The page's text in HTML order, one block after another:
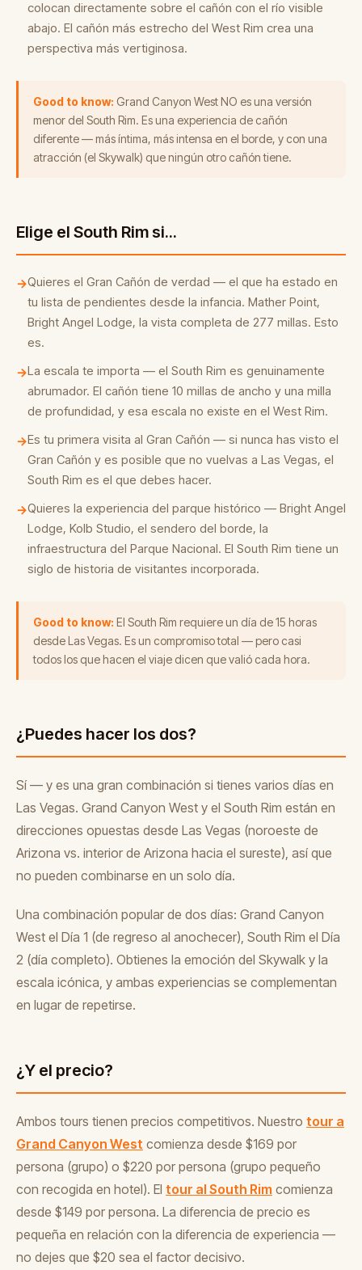
colocan directamente sobre el cañón con el río visible
abajo. El cañón más estrecho del West Rim crea una
perspectiva más vertiginosa.
Good to know: Grand Canyon West NO es una versión
menor del South Rim. Es una experiencia de cañón
diferente — más íntima, más intensa en el borde, y con una
atracción (el Skywalk) que ningún otro cañón tiene.
Elige el South Rim si...
→Quieres el Gran Cañón de verdad — el que ha estado en
tu lista de pendientes desde la infancia. Mather Point,
Bright Angel Lodge, la vista completa de 277 millas. Esto
es.
→La escala te importa — el South Rim es genuinamente
abrumador. El cañón tiene 10 millas de ancho y una milla
de profundidad, y esa escala no existe en el West Rim.
→Es tu primera visita al Gran Cañón — si nunca has visto el
Gran Cañón y es posible que no vuelvas a Las Vegas, el
South Rim es el que debes hacer.
→Quieres la experiencia del parque histórico — Bright Angel
Lodge, Kolb Studio, el sendero del borde, la
infraestructura del Parque Nacional. El South Rim tiene un
siglo de historia de visitantes incorporada.
Good to know: El South Rim requiere un día de 15 horas
desde Las Vegas. Es un compromiso total — pero casi
todos los que hacen el viaje dicen que valió cada hora.
¿Puedes hacer los dos?
Sí — y es una gran combinación si tienes varios días en
Las Vegas. Grand Canyon West y el South Rim están en
direcciones opuestas desde Las Vegas (noroeste de
Arizona vs. interior de Arizona hacia el sureste), así que
no pueden combinarse en un solo día.
Una combinación popular de dos días: Grand Canyon
West el Día 1 (de regreso al anochecer), South Rim el Día
2 (día completo). Obtienes la emoción del Skywalk y la
escala icónica, y ambas experiencias se complementan
en lugar de repetirse.
¿Y el precio?
Ambos tours tienen precios competitivos. Nuestro tour a
Grand Canyon West comienza desde $169 por
persona (grupo) o $220 por persona (grupo pequeño
con recogida en hotel). El tour al South Rim comienza
desde $149 por persona. La diferencia de precio es
pequeña en relación con la diferencia de experiencia —
no dejes que $20 sea el factor decisivo.